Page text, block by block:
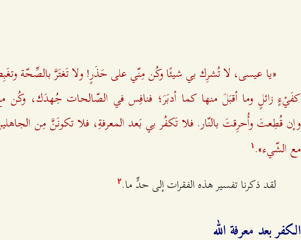
«يا عيسى، لا تُشرِك بي شيئًا وكُن مِنّي على حَذَرٍ! ولا تَغتَرَّ بالصِّحّة
كفَيْ‌ءٍ زائلٍ وما أقبَلَ منها كما أدبَرَ؛ فنافِس في الصّالحات جُهدَك، وكُن
وإن قُطِعتَ وأُحرِقتَ بالنّار. فلا تَكفُر بي بَعد المعرفةِ، فلا تكونَنَّ مِن
مع الشّي‌ء». ۱
لقد ذكرنا تفسير هذه الفقرات إلى حدٍّ ما.٢
الكفر بعد معرفة الله